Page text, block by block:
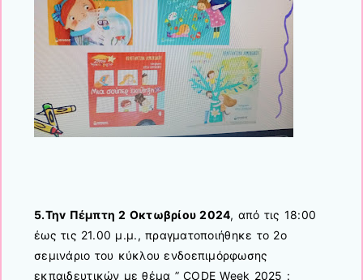
5.Τηv Πέμπτη 2 Οκτωβρίου 2024, από τις 18:00
έως τις 21.00 μ.μ., πραγματοποιήθηκε το 2ο
σεμινάριο του κύκλου ενδοεπιμόρφωσης
εκπαιδευτικών με θέμα ” CODE Week 2025 :